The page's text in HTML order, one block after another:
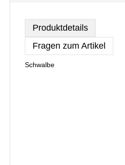
Produktdetails
Fragen zum Artikel
Schwalbe